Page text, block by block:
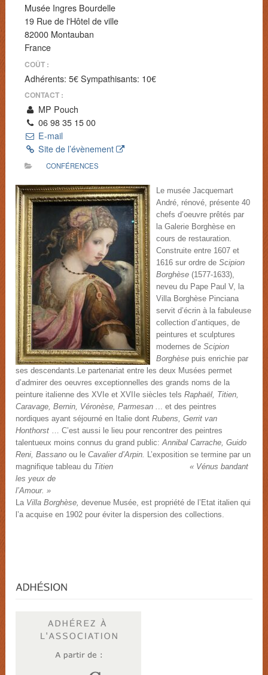
Musée Ingres Bourdelle
19 Rue de l'Hôtel de ville
82000 Montauban
France
COÛT :
Adhérents: 5€ Sympathisants: 10€
CONTACT :
MP Pouch
06 98 35 15 00
E-mail
Site de l’évènement
CONFÉRENCES
Le musée Jacquemart
André, rénové, présente 40
chefs d’oeuvre prêtés par
la Galerie Borghèse en
cours de restauration.
Construite entre 1607 et
1616 sur ordre de Scipion
Borghèse (1577-1633),
neveu du Pape Paul V, la
Villa Borghèse Pinciana
servit d’écrin à la fabuleuse
collection d’antiques, de
peintures et sculptures
modernes deScipion
Borghèse puis enrichie par
ses descendants.Le partenariat entre les deux Musées permet
d’admirer des oeuvres exceptionnelles des grands noms de la
peinture italienne des XVIe et XVIIe siècles telsRaphaël, Titien,
Caravage, Bernin, Véronèse, Parmesan . .. et des peintres
nordiques ayant séjourné en Italie dontRubens, Gerrit van
Honthorst … C’est aussi le lieu pour rencontrer des peintres
talentueux moins connus du grand public:Annibal Carrache, Guido
Reni, Bassano ou leCavalier d’Arpin. L’exposition se termine par un
magnifique tableau du Titien « Vénus bandant
les yeux de
LaVilla Borghèse,devenue Musée, est propriété de l’Etat italien qui
l’a acquise en 1902 pour éviter la dispersion des collections.